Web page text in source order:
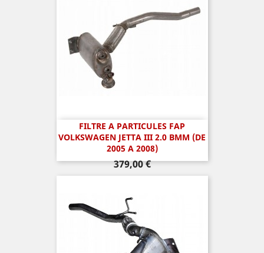
FILTRE A PARTICULES FAP
VOLKSWAGEN JETTA III 2.0 BMM (DE
2005 A 2008)
Prix
379,00 €